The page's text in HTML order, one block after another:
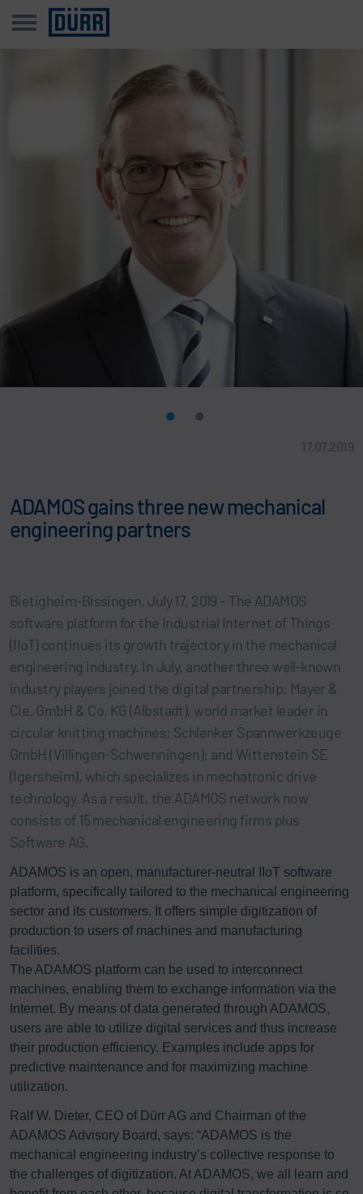
17.07.2019
ADAMOS gains three new mechanical
engineering partners
Bietigheim-Bissingen, July 17, 2019 – The ADAMOS
software platform for the Industrial Internet of Things
(IIoT) continues its growth trajectory in the mechanical
engineering industry. In July, another three well-known
industry players joined the digital partnership: Mayer &
Cie. GmbH & Co. KG (Albstadt), world market leader in
circular knitting machines; Schlenker Spannwerkzeuge
GmbH (Villingen-Schwenningen); and Wittenstein SE
(Igersheim), which specializes in mechatronic drive
technology. As a result, the ADAMOS network now
consists of 15 mechanical engineering firms plus
Software AG.
ADAMOS is an open, manufacturer-neutral IIoT software
platform, specifically tailored to the mechanical engineering
sector and its customers. It offers simple digitization of
production to users of machines and manufacturing
facilities.
The ADAMOS platform can be used to interconnect
machines, enabling them to exchange information via the
Internet. By means of data generated through ADAMOS,
users are able to utilize digital services and thus increase
their production efficiency. Examples include apps for
predictive maintenance and for maximizing machine
utilization.
Ralf W. Dieter, CEO of Dürr AG and Chairman of the
ADAMOS Advisory Board, says: “ADAMOS is the
mechanical engineering industry’s collective response to
the challenges of digitization. At ADAMOS, we all learn and